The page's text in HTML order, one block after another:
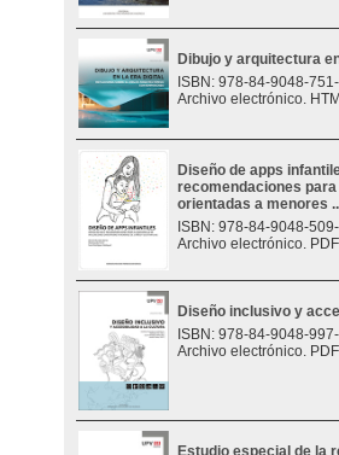
Dibujo y arquitectura
ISBN: 978-84-9048-
Archivo electrónico.
Diseño de apps
recomendaciones
orientadas a menores
ISBN: 978-84-9048-
Archivo electrónico.
Diseño inclusivo y
ISBN: 978-84-9048-
Archivo electrónico.
Estudio especial de la